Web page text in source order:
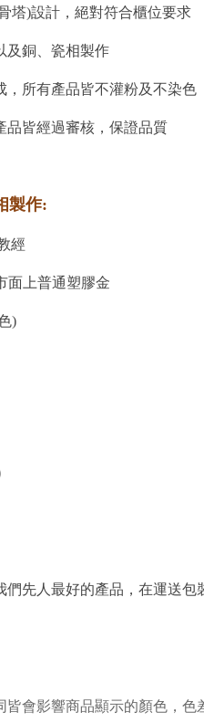
塔)設計，絕對符合櫃位要求
及銅、瓷相製作
，所有產品皆不灌粉及不染色
品皆經過審核，保證品質
製作:
經
面上普通塑膠金
)
先人最好的產品，在運送
會影響商品顯示的顏色，色